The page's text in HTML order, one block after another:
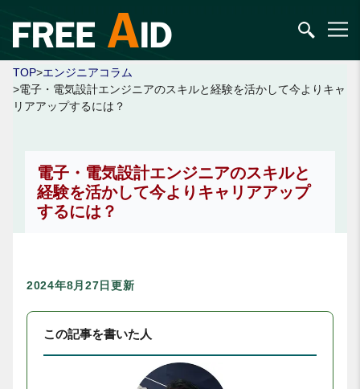
TOP>エンジニアコラム
>電子・電気設計エンジニアのスキルと経験を活かして今よりキャ
リアアップするには？
電子・電気設計エンジニアのスキルと
経験を活かして今よりキャリアアップ
するには？
2024年8月27日更新
この記事を書いた人